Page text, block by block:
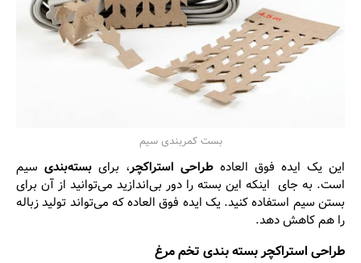
بست کمربندی سیم
این یک ایده فوق العاده طراحی استراکچر، برای بسته‌بندی سیم
است. به جای اینکه این بسته را دور بی‌اندازید می‌توانید از آن برای
بستن سیم استفاده کنید. یک ایده فوق العاده که می‌تواند تولید زباله
را هم کاهش دهد.
طراحی استراکچر بسته ‌بندی تخم ‌مرغ